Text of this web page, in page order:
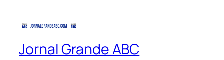
Jornal Grande ABC